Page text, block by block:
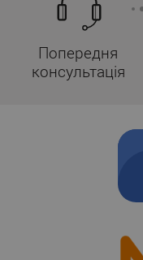
Попередня
консультація